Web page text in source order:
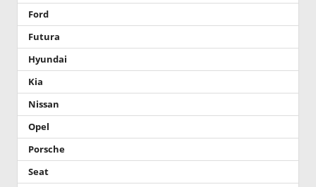
Ford
Futura
Hyundai
Kia
Nissan
Opel
Porsche
Seat